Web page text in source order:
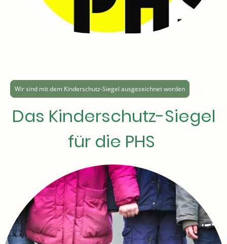
Wir sind mit dem Kinderschutz-Siegel ausgezeichnet worden
Das Kinderschutz-Siegel
für die PHS